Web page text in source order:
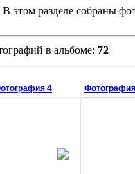
В этом разделе собраны
в альбоме: 72
4